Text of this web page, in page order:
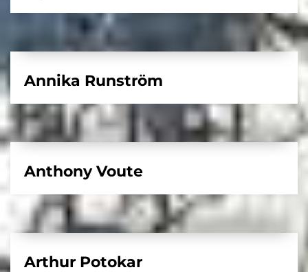
Annika Runström
Anthony Voute
Arthur Potokar